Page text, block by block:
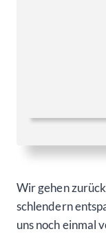
Wir gehen
schlendern
uns noch einmal